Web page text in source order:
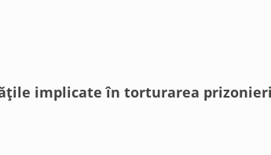
implicate în torturarea